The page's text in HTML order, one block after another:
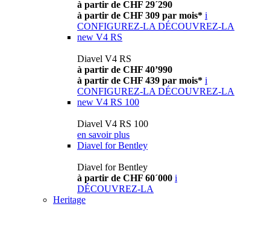
à partir de CHF 29´290
à partir de CHF 309 par mois* i
CONFIGUREZ-LA DÉCOUVREZ-LA
new V4 RS
Diavel V4 RS
à partir de CHF 40’990
à partir de CHF 439 par mois* i
CONFIGUREZ-LA DÉCOUVREZ-LA
new V4 RS 100
Diavel V4 RS 100
en savoir plus
Diavel for Bentley
Diavel for Bentley
à partir de CHF 60´000 i
DÉCOUVREZ-LA
Heritage